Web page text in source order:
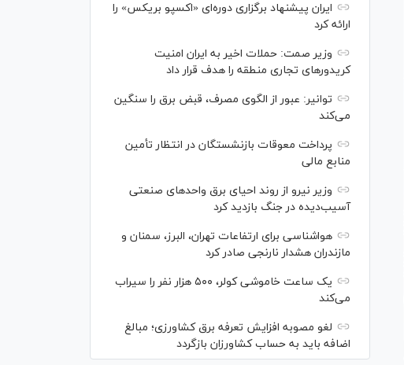
ایران پیشنهاد برگزاری دوره‌ای «اکسپو بریکس» را
ارائه کرد
وزیر صمت: حملات اخیر به ایران امنیت
کریدورهای تجاری منطقه را هدف قرار داد
توانیر: عبور از الگوی مصرف، قبض برق را سنگین
می‌کند
پرداخت معوقات بازنشستگان در انتظار تأمین
منابع مالی
وزیر نیرو از روند احیای برق واحدهای صنعتی
آسیب‌دیده در جنگ بازدید کرد
هواشناسی برای ارتفاعات تهران، البرز، سمنان و
مازندران هشدار نارنجی صادر کرد
یک ساعت خاموشی کولر، ۵۰۰ هزار نفر را سیراب
می‌کند
لغو مصوبه افزایش تعرفه برق کشاورزی؛ مبالغ
اضافه باید به حساب کشاورزان بازگردد